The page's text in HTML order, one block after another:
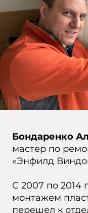
Бондаренко
мастер по
«Энфилд
С 2007 по 2014
монтажем
перешел к